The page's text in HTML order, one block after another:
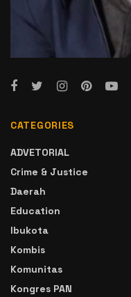
CATEGORIES
ADVETORIAL
Crime & Justice
Daerah
Education
Ibukota
Kombis
Komunitas
Kongres PAN